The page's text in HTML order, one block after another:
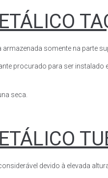
somente na parte
procurado para ser
seca.
devido à elevada